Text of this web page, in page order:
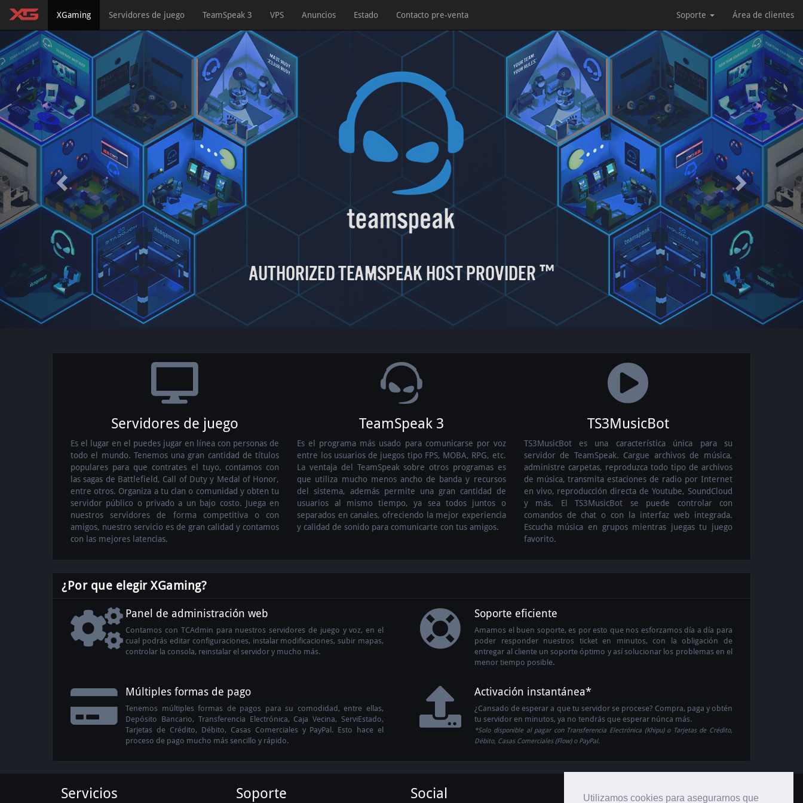
Utilizamos cookies para asegurarnos que
XGaming(current)Servidores de juego TeamSpeak 3 VPS Anuncios Estado Contacto pre-venta Soporte Área de clientes
Previous Next
Servidores de juego
Es el lugar en el puedes jugar en línea con personas de
todo el mundo. Tenemos una gran cantidad de títulos
populares para que contrates el tuyo, contamos con
las sagas de Battlefield, Call of Duty y Medal of Honor,
entre otros. Organiza a tu clan o comunidad y obten tu
servidor público o privado a un bajo costo. Juega en
nuestros servidores de forma competitiva o con
amigos, nuestro servicio es de gran calidad y contamos
con las mejores latencias.
TeamSpeak 3
Es el programa más usado para comunicarse por voz
entre los usuarios de juegos tipo FPS, MOBA, RPG, etc.
La ventaja del TeamSpeak sobre otros programas es
que utiliza mucho menos ancho de banda y recursos
del sistema, además permite una gran cantidad de
usuarios al mismo tiempo, ya sea todos juntos o
separados en canales, ofreciendo la mejor experiencia
y calidad de sonido para comunicarte con tus amigos.
TS3MusicBot
TS3MusicBot es una característica única para su
servidor de TeamSpeak. Cargue archivos de música,
administre carpetas, reproduzca todo tipo de archivos
de música, transmita estaciones de radio por Internet
en vivo, reproducción directa de Youtube, SoundCloud
y más. El TS3MusicBot se puede controlar con
comandos de chat o con la interfaz web integrada.
Escucha música en grupos mientras juegas tu juego
favorito.
¿Por que elegir XGaming?
Panel de administración web
Contamos con TCAdmin para nuestros servidores de juego y voz, en el
cual podrás editar configuraciones, instalar modificaciones, subir mapas,
controlar la consola, reinstalar el servidor y mucho más.
Soporte eficiente
Amamos el buen soporte, es por esto que nos esforzamos día a día para
poder responder nuestros ticket en minutos, con la obligación de
entregar al cliente un soporte óptimo y así solucionar los problemas en el
menor tiempo posible.
Múltiples formas de pago
Tenemos múltiples formas de pagos para su comodidad, entre ellas,
Depósito Bancario, Transferencia Electrónica, Caja Vecina, ServiEstado,
Tarjetas de Crédito, Débito, Casas Comerciales y PayPal. Esto hace el
proceso de pago mucho más sencillo y rápido.
Activación instantánea*
¿Cansado de esperar a que tu servidor se procese? Compra, paga y obtén
tu servidor en minutos, ya no tendrás que esperar núnca más.
*Solo disponible al pagar con Transferencia Electrónica (Khipu) o Tarjetas de Crédito,
Débito, Casas Comerciales (Flow) o PayPal.
Servicios Soporte Social